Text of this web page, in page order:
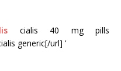
cialis 40 mg pills
generic[/url] ’